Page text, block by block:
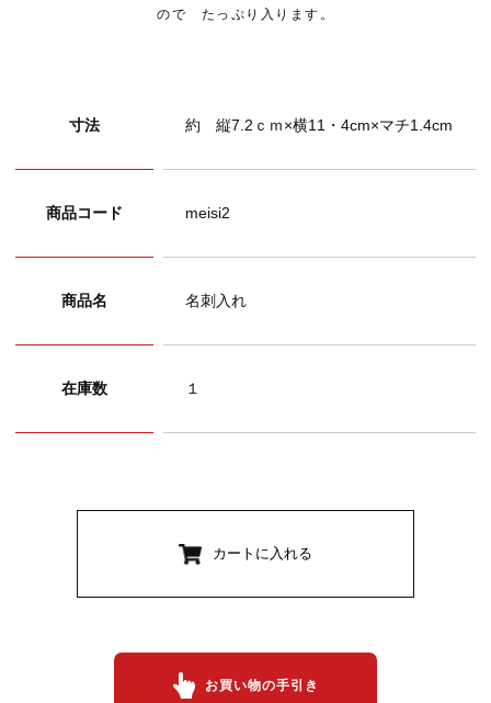
ので たっぷり入ります。
寸法 約 縦7.2ｃｍ×横11・4cm×マチ1.4cm
商品コード meisi2
商品名 名刺入れ
在庫数 １
カートに入れる
お買い物の手引き